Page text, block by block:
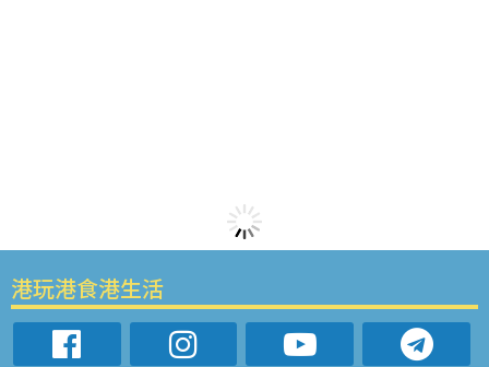
港玩港食港生活